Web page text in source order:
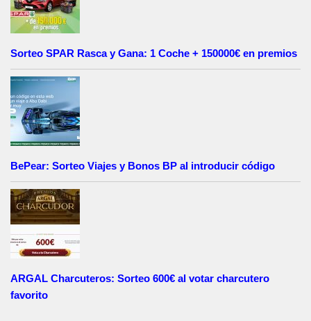
Sorteo SPAR Rasca y Gana: 1 Coche + 150000€ en premios
BePear: Sorteo Viajes y Bonos BP al introducir código
ARGAL Charcuteros: Sorteo 600€ al votar charcutero
favorito